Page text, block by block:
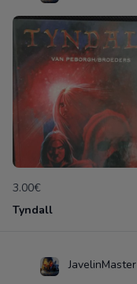
3.00€
Tyndall
JavelinMaster